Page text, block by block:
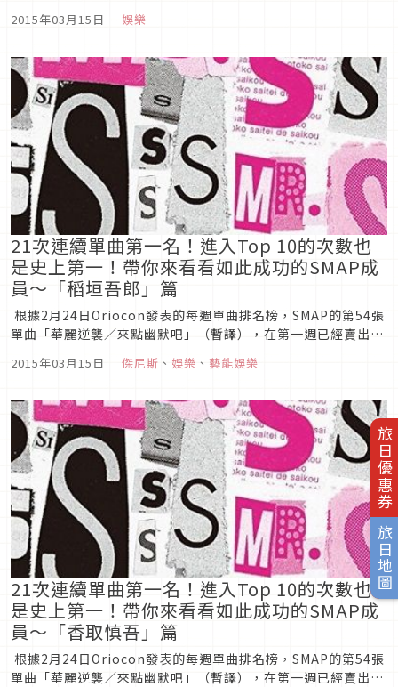
旅日優惠券
旅日地圖
和泰式酸辣湯到底是怎樣的味道啊？」不由得如此喃喃自語的記
都是超乎想...
2015年03月15日 ｜ 娛樂
21次連續單曲第一名！進入Top 10的次數也
是史上第一！帶你來看看如此成功的SMAP成
員～「稻垣吾郎」篇
根據2月24日Oriocon發表的每週單曲排名榜，SMAP的第54張
單曲「華麗逆襲／來點幽默吧」（暫譯），在第一週已經賣出了
的第一次得到週次單曲冠軍的是「freebird」（2002年5月發
2015年03月15日 ｜ 傑尼斯 、 娛樂 、 藝能娛樂
21次連續單曲第一名！進入Top 10的次數也
是史上第一！帶你來看看如此成功的SMAP成
員～「香取慎吾」篇
根據2月24日Oriocon發表的每週單曲排名榜，SMAP的第54張
單曲「華麗逆襲／來點幽默吧」（暫譯），在第一週已經賣出了